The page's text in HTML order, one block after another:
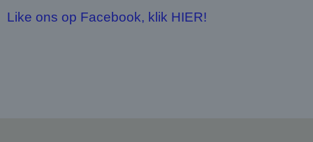
Like ons op Facebook, klik HIER!